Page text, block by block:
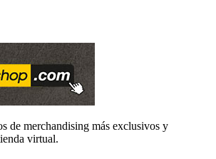
de merchandising más exclusivos y
virtual.